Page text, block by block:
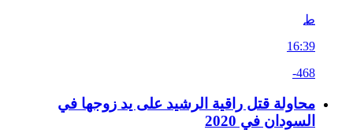
ط
16:39
-468
محاولة قتل راقية الرشيد على يد زوجها في
السودان في 2020